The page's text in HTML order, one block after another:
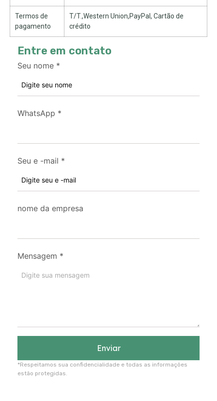
Termos de
pagamento
T/T.,Western Union,PayPal, Cartão de
crédito
Entre em contato
Seu nome *
WhatsApp *
Seu e -mail *
nome da empresa
Mensagem *
Enviar
*Respeitamos sua confidencialidade e todas as informações
estão protegidas.